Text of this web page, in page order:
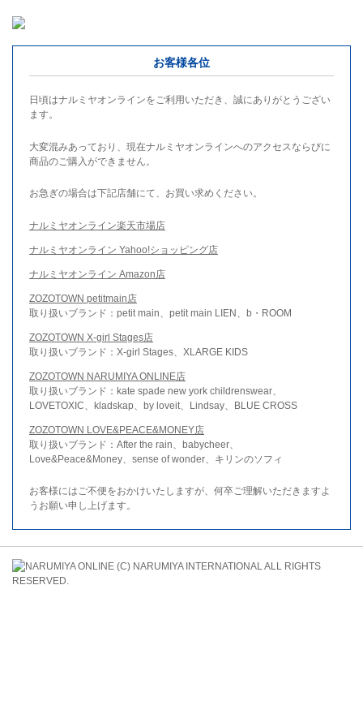
お客様各位
日頃はナルミヤオンラインをご利用いただき、誠にありがとうござい
ます。
大変混みあっており、現在ナルミヤオンラインへのアクセスならびに
商品のご購入ができません。
お急ぎの場合は下記店舗にて、お買い求めください。
ナルミヤオンライン楽天市場店
ナルミヤオンライン Yahoo!ショッピング店
ナルミヤオンライン Amazon店
ZOZOTOWN petitmain店
取り扱いブランド：petit main、petit main LIEN、b・ROOM
ZOZOTOWN X-girl Stages店
取り扱いブランド：X-girl Stages、XLARGE KIDS
ZOZOTOWN NARUMIYA ONLINE店
取り扱いブランド：kate spade new york childrenswear、
LOVETOXIC、kladskap、by loveit、Lindsay、BLUE CROSS
ZOZOTOWN LOVE&PEACE&MONEY店
取り扱いブランド：After the rain、babycheer、
Love&Peace&Money、sense of wonder、キリンのソフィ
お客様にはご不便をおかけいたしますが、何卒ご理解いただきますよ
うお願い申し上げます。